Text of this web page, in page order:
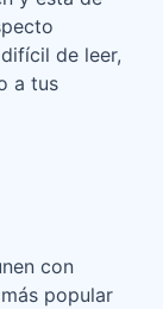
de leer,
a tus
con
popular